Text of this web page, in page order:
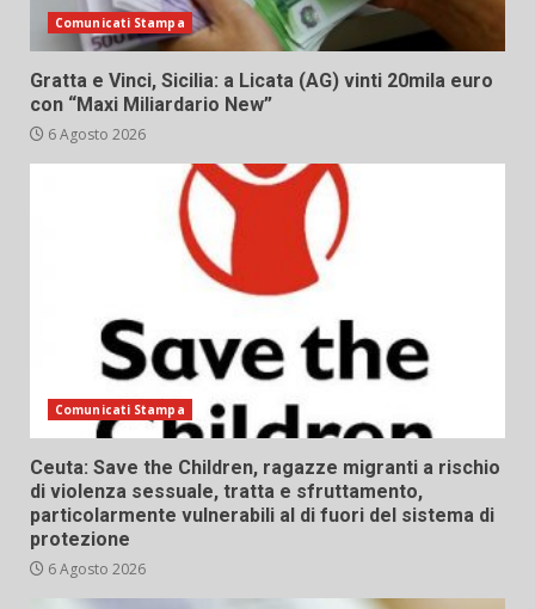
Comunicati Stampa
Gratta e Vinci, Sicilia: a Licata (AG) vinti 20mila euro
con “Maxi Miliardario New”
6 Agosto 2026
Comunicati Stampa
Ceuta: Save the Children, ragazze migranti a rischio
di violenza sessuale, tratta e sfruttamento,
particolarmente vulnerabili al di fuori del sistema di
protezione
6 Agosto 2026